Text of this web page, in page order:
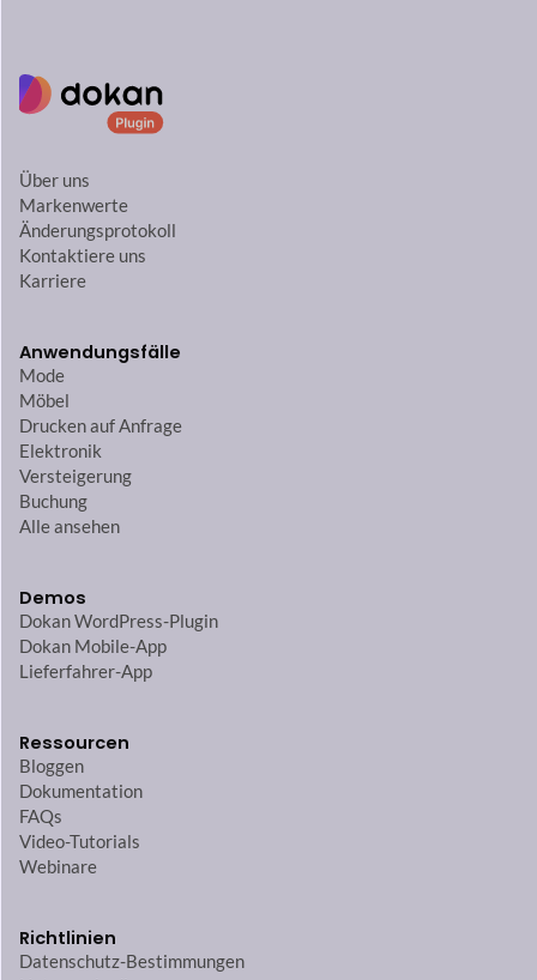
Über uns
Markenwerte
Änderungsprotokoll
Kontaktiere uns
Karriere
Anwendungsfälle
Mode
Möbel
Drucken auf Anfrage
Elektronik
Versteigerung
Buchung
Alle ansehen
Demos
Dokan WordPress-Plugin
Dokan Mobile-App
Lieferfahrer-App
Ressourcen
Bloggen
Dokumentation
FAQs
Video-Tutorials
Webinare
Richtlinien
Datenschutz-Bestimmungen